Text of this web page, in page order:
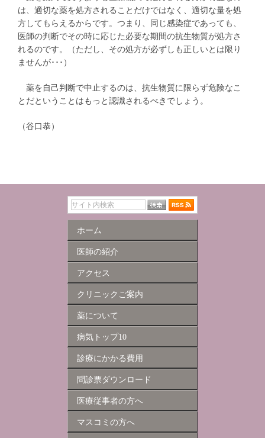
は、適切な薬を処方されることだけではなく、適切な量を処
方してもらえるからです。つまり、同じ感染症であっても、
医師の判断でその時に応じた必要な期間の抗生物質が処方さ
れるのです。（ただし、その処方が必ずしも正しいとは限り
ませんが･･･）
薬を自己判断で中止するのは、抗生物質に限らず危険なこ
とだということはもっと認識されるべきでしょう。
（谷口恭）
ホーム
医師の紹介
アクセス
クリニックご案内
薬について
病気トップ10
診療にかかる費用
問診票ダウンロード
医療従事者の方へ
マスコミの方へ